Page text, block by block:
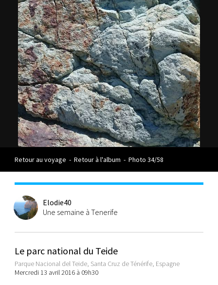
Retour au voyage - Retour à l'album - Photo 34/58
Elodie40
Une semaine à Tenerife
Le parc national du Teide
Parque Nacional del Teide, Santa Cruz de Ténérife, Espagne
Mercredi 13 avril 2016 à 09h30